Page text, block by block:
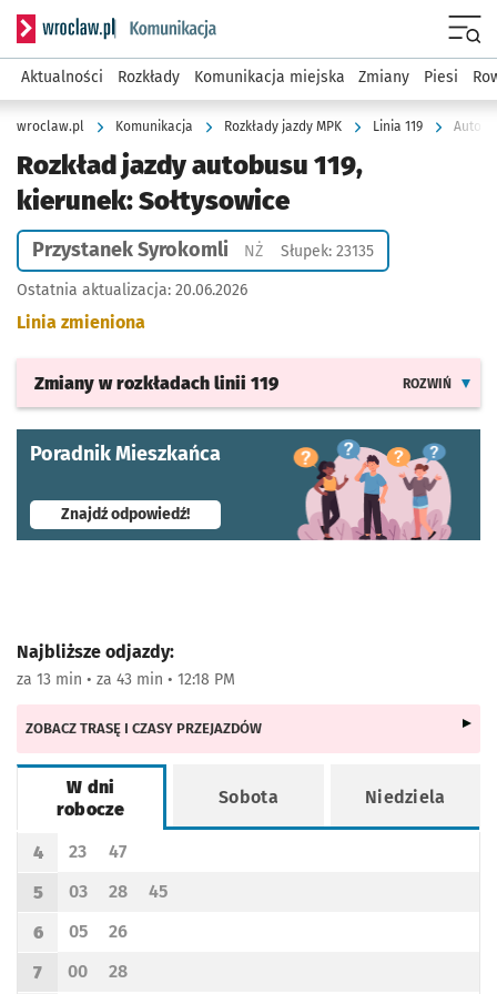
Serwis informacyjny wroclaw.pl podserwis: Komunikacja
Aktualności Rozkłady Komunikacja miejska Zmiany Piesi
wroclaw.pl Komunikacja Rozkłady jazdy MPK Linia 119
Rozkład jazdy autobusu 119,
kierunek: Sołtysowice
Przystanek Syrokomli NŻPrzystanek na życzenie
Słupek: 23135
Ostatnia aktualizacja: 20.06.2026
Linia zmieniona
Zmiany w rozkładach linii 119 ROZWIŃ
Poradnik Mieszkańca
Znajdź odpowiedź!- otworzy się w nowej karcie
Najbliższe odjazdy:
za 13 min • za 43 min • 12:18 PM
ZOBACZ TRASĘ I CZASY PRZEJAZDÓW
W dni
robocze
Sobota Niedziela
Rozkład jazdy -
Godzina odjazdu
4
Odjazd
23
minut po godzinie 4
Odjazd
47
minut po godzinie 4
Godzina odjazdu
5
Odjazd
03
minut po godzinie 5
Odjazd
28
minut po godzinie 5
Odjazd
45
minut po godzinie 5
Godzina odjazdu
6
Odjazd
05
minut po godzinie 6
Odjazd
26
minut po godzinie 6
Godzina odjazdu
7
Odjazd
00
minut po godzinie 7
Odjazd
28
minut po godzinie 7